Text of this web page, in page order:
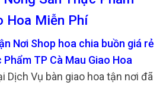
Hoa Miễn Phí
Nơi Shop hoa chia buồn giá rẻ
TP Cà Mau Giao Hoa
Dịch Vụ bàn giao hoa tận nơi đã